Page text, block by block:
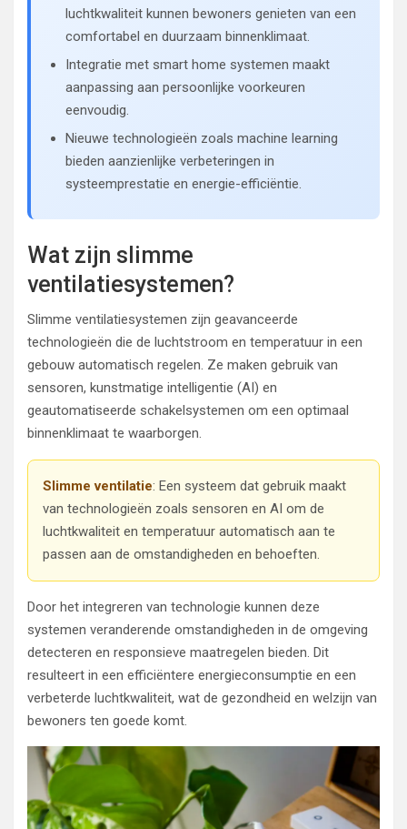
luchtkwaliteit kunnen bewoners genieten van een
comfortabel en duurzaam binnenklimaat.
Integratie met smart home systemen maakt
aanpassing aan persoonlijke voorkeuren
eenvoudig.
Nieuwe technologieën zoals machine learning
bieden aanzienlijke verbeteringen in
systeemprestatie en energie-efficiëntie.
Wat zijn slimme
ventilatiesystemen?
Slimme ventilatiesystemen zijn geavanceerde
technologieën die de luchtstroom en temperatuur in een
gebouw automatisch regelen. Ze maken gebruik van
sensoren, kunstmatige intelligentie (AI) en
geautomatiseerde schakelsystemen om een optimaal
binnenklimaat te waarborgen.
Slimme ventilatie: Een systeem dat gebruik maakt
van technologieën zoals sensoren en AI om de
luchtkwaliteit en temperatuur automatisch aan te
passen aan de omstandigheden en behoeften.
Door het integreren van technologie kunnen deze
systemen veranderende omstandigheden in de omgeving
detecteren en responsieve maatregelen bieden. Dit
resulteert in een efficiëntere energieconsumptie en een
verbeterde luchtkwaliteit, wat de gezondheid en welzijn van
bewoners ten goede komt.